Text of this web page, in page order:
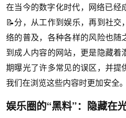
在当今的数字化时代，网络已经
📝分，从工作到娱乐，再到社
络的普及，各种各样的风险也随
到成人内容的网站，更是隐藏
期曝光了许多常见的误区，并提
我们在浏览这些内容时更加安全。
娱乐圈的“黑料”：隐藏在